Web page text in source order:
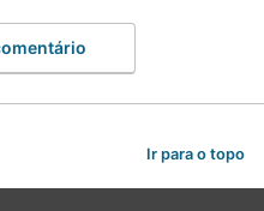
Ir para o topo